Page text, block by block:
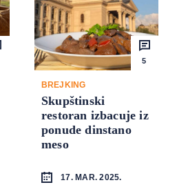
5
BREJKING
Skupštinski
restoran izbacuje iz
ponude dinstano
meso
17. MAR. 2025.